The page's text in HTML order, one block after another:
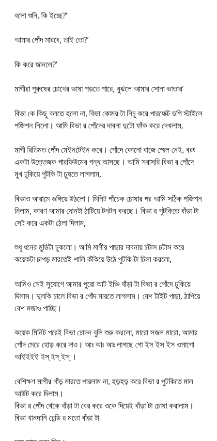
বলো শুনি, কি ইচ্ছে?’
আমার পোঁদ মারবে, তাই তো?’
কি করে জানলে?’
মাগীরা পুরুষের চোখের ভাষা পড়তে পারে, বুঝলে আমার সোনা ভাতার’
বিভা কে কিছু বলতে হলো না, বিভা কোমর টা নিচু করে পারফেক্ট ডগি স্টাইলে
পজিশন নিলো। আমি বিভা র পোঁদের দাবনা দুটো ফাঁক করে দেখলাম,
মাগী রিতিমত পোঁদ মেইনটেইন করে। পোঁদে কোনো বাজে স্মেল নেই, বরং
একটা উত্তেজক পারফিউমের গন্ধ আসছে। আমি সরাসরি বিভা র পোঁদে
মুখ ঢুকিয়ে পুটকি টা চুষতে লাগলাম,
বিভাও আরামে গুঙ্গিয়ে উঠলো। মিনিট পাঁচেক চোষার পর আমি সঠিক পজিশন
নিলাম, কারণ আমার ধোনটা ঠাটিয়ে টনটন করছে। বিভা র পুটকিতে বাঁড়া টা
সেট করে একটা ঠেলা দিলাম,
শুধু ধনের মুন্ডিটা ঢুকলো। আমি মাগীর পাছার দাবনায় চটাস চটাস করে
কয়েকটা চাপড় মারতেই শালি কঁকিয়ে উঠে পুটকি টা ঢিলা করলো,
আমিও সেই সুযোগে আমার পুরো আট ইঞ্চি বাঁড়া টা বিভা র পোঁদে ঢুকিয়ে
দিলাম। দুলকি চালে বিভা র পোঁদ মারতে লাগলাম। বেশ টাইট পাছা, ঠাপিয়ে
বেশ মজাও পাচ্ছি।
কয়েক মিনিট পরেই বিভা চোদন বুলি শুরু করলো, মারো সজল মারো, আমার
পোঁদ মেরে হোড় করে দাও। আঃ আঃ আঃ লাগছে গো ইস ইস ইস ওমাগো
আইইইই ইস্ ইস্ ইস্ ।
বেশিক্ষণ মাগীর গাঁড় মারতে পারলাম না, হড়হড় করে বিভা র পুটকিতে মাল
আউট করে দিলাম।
বিভা র পোঁদ থেকে বাঁড়া টা বের করে ওকে দিয়েই বাঁড়া টা চোষা করালাম।
বিভা খানদানি রেন্ডি র মতো বাঁড়া টা